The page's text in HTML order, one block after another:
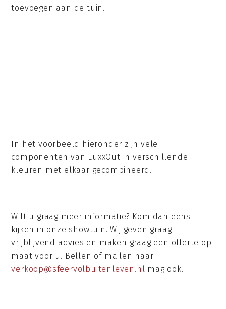
toevoegen aan de tuin.
In het voorbeeld hieronder zijn vele
componenten van LuxxOut in verschillende
kleuren met elkaar gecombineerd.
Wilt u graag meer informatie? Kom dan eens
kijken in onze showtuin. Wij geven graag
vrijblijvend advies en maken graag een offerte op
maat voor u. Bellen of mailen naar
verkoop@sfeervolbuitenleven.nl mag ook.